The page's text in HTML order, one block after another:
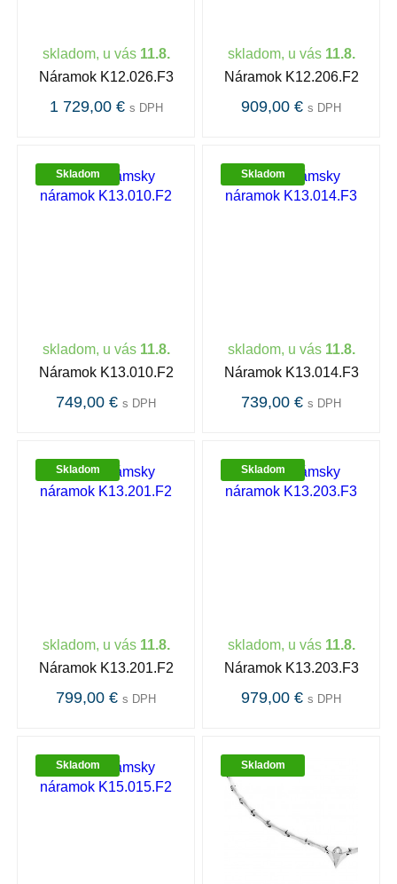
skladom, u vás 11.8.
Náramok K12.026.F3
1 729,00 € s DPH
skladom, u vás 11.8.
Náramok K12.206.F2
909,00 € s DPH
Skladom
skladom, u vás 11.8.
Náramok K13.010.F2
749,00 € s DPH
Skladom
skladom, u vás 11.8.
Náramok K13.014.F3
739,00 € s DPH
Skladom
skladom, u vás 11.8.
Náramok K13.201.F2
799,00 € s DPH
Skladom
skladom, u vás 11.8.
Náramok K13.203.F3
979,00 € s DPH
Skladom Skladom